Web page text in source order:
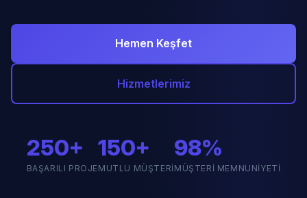
Hemen Keşfet
Hizmetlerimiz
250+
BAŞARILI PROJE
150+
MUTLU MÜŞTERI
98%
MÜŞTERI MEMNUNIYETI